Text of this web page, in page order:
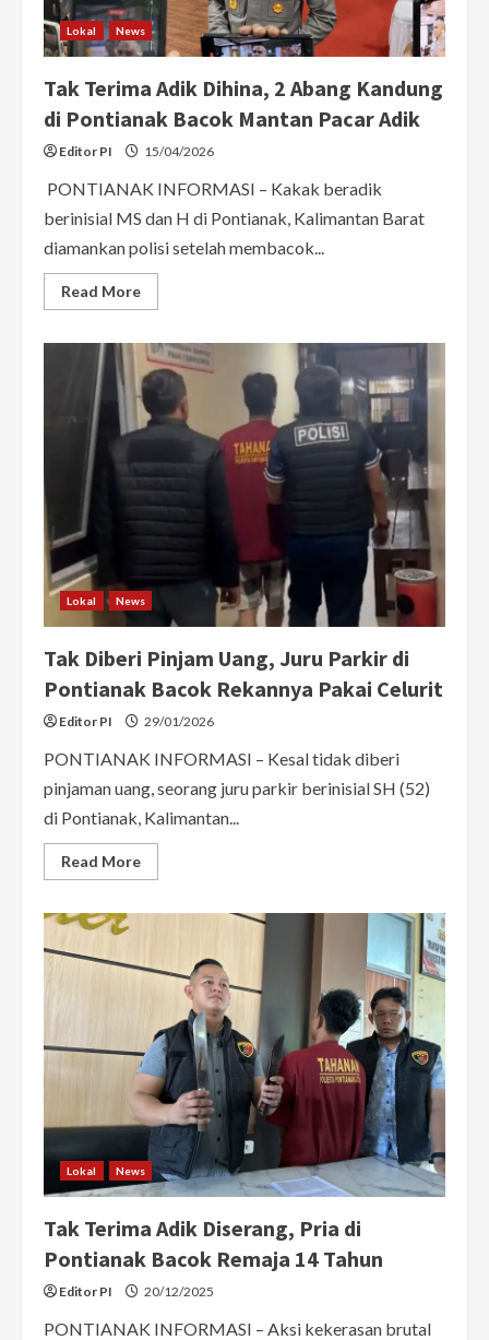
Lokal News
Tak Terima Adik Dihina, 2 Abang Kandung
di Pontianak Bacok Mantan Pacar Adik
Editor PI 15/04/2026
PONTIANAK INFORMASI – Kakak beradik
berinisial MS dan H di Pontianak, Kalimantan Barat
diamankan polisi setelah membacok...
Read MoreRead
more
Terima
Adik
Dihina,
2
Abang
Kandung
di
Pontianak
Bacok
Mantan
Pacar
Adik
Lokal News
Tak Diberi Pinjam Uang, Juru Parkir di
Pontianak Bacok Rekannya Pakai Celurit
Editor PI 29/01/2026
PONTIANAK INFORMASI – Kesal tidak diberi
pinjaman uang, seorang juru parkir berinisial SH (52)
di Pontianak, Kalimantan...
Read MoreRead
more
Juru
Parkir
Pontianak
Bacok
Rekannya
Pakai
Celurit
Lokal News
Tak Terima Adik Diserang, Pria di
Pontianak Bacok Remaja 14 Tahun
Editor PI 20/12/2025
PONTIANAK INFORMASI – Aksi kekerasan brutal